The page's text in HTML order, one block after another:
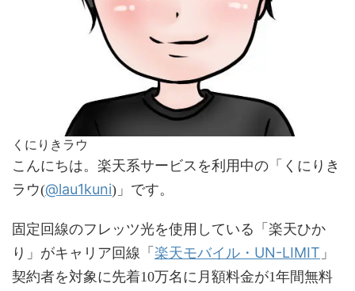
くにりきラウ
こんにちは。楽天系サービスを利用中の「くにりき
ラウ(@lau1kuni)」です。
固定回線のフレッツ光を使用している「楽天ひか
り」がキャリア回線「 楽天モバイル・UN-LIMIT 」
契約者を対象に先着10万名に月額料金が1年間無料